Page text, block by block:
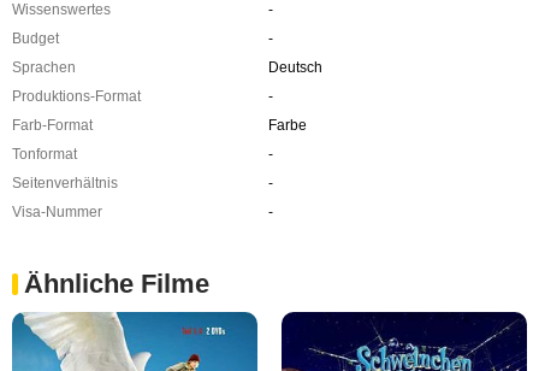
Wissenswertes
-
Budget
-
Sprachen
Deutsch
Produktions-Format
-
Farb-Format
Farbe
Tonformat
-
Seitenverhältnis
-
Visa-Nummer
-
Ähnliche Filme